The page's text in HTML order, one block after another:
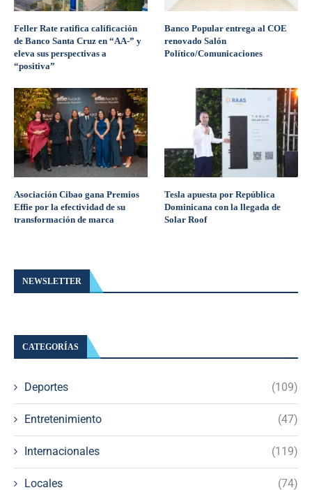
Feller Rate ratifica calificación
de Banco Santa Cruz en “AA-” y
eleva sus perspectivas a
“positiva”
Banco Popular entrega al COE
renovado Salón
Político/Comunicaciones
Asociación Cibao gana Premios
Effie por la efectividad de su
transformación de marca
Tesla apuesta por República
Dominicana con la llegada de
Solar Roof
NEWSLETTER
CATEGORÍAS
Deportes (109)
Entretenimiento (47)
Internacionales (119)
Locales (74)